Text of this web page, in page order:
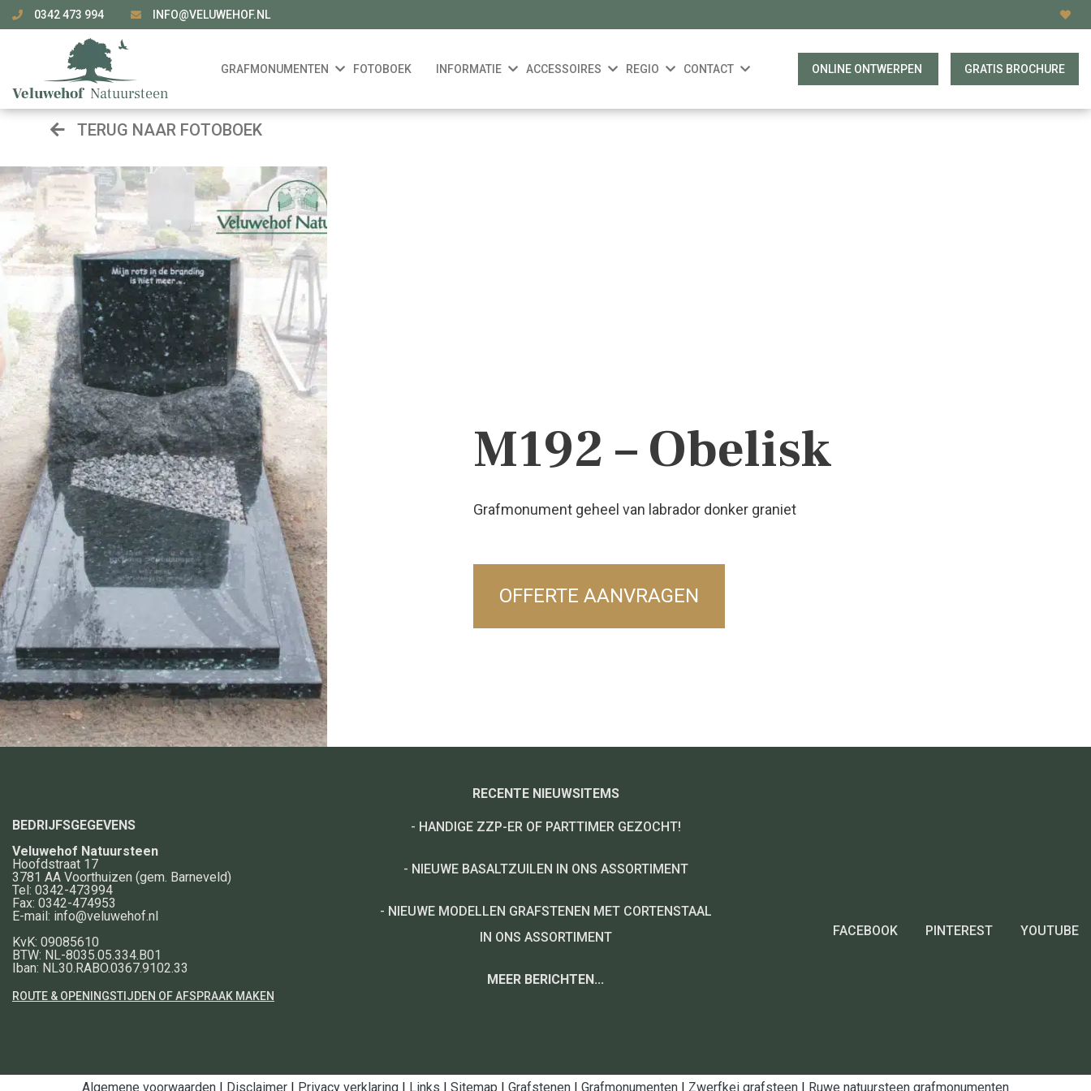
0342 473 994 INFO@VELUWEHOF.NL
GRAFMONUMENTEN FOTOBOEK INFORMATIE ACCESSOIRES REGIO CONTACT ONLINE ONTWERPEN GRATIS BROCHURE
TERUG NAAR FOTOBOEK
M192 – Obelisk
Grafmonument geheel van labrador donker graniet
OFFERTE AANVRAGEN
BEDRIJFSGEGEVENS
Veluwehof Natuursteen
Hoofdstraat 17
3781 AA Voorthuizen (gem. Barneveld)
Tel: 0342-473994
Fax: 0342-474953
E-mail: info@veluwehof.nl
KvK: 09085610
BTW: NL-8035.05.334.B01
Iban: NL30.RABO.0367.9102.33
ROUTE & OPENINGSTIJDEN OF AFSPRAAK MAKEN
RECENTE NIEUWSITEMS
- HANDIGE ZZP-ER OF PARTTIMER GEZOCHT!
- NIEUWE BASALTZUILEN IN ONS ASSORTIMENT
- NIEUWE MODELLEN GRAFSTENEN MET CORTENSTAAL
IN ONS ASSORTIMENT
MEER BERICHTEN...
FACEBOOK PINTEREST YOUTUBE
Algemene voorwaarden | Disclaimer | Privacy verklaring | Links | Sitemap | Grafstenen | Grafmonumenten | Zwerfkei grafsteen | Ruwe natuursteen grafmonumenten